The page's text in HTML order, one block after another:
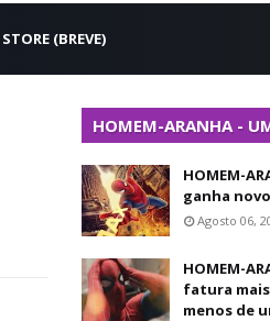
(BREVE)
HOMEM-ARANHA -
HOMEM-
ganha
Agosto 06,
HOMEM-
fatura mais
menos de